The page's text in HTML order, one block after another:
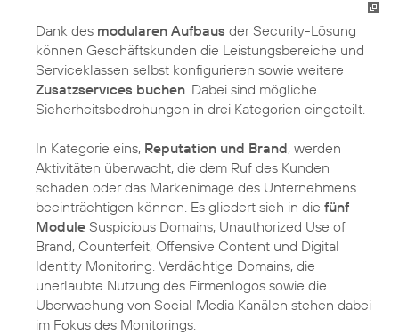
Dank des modularen Aufbaus der Security-Lösung
können Geschäftskunden die Leistungsbereiche und
Serviceklassen selbst konfigurieren sowie weitere
Zusatzservices buchen. Dabei sind mögliche
Sicherheitsbedrohungen in drei Kategorien eingeteilt.
In Kategorie eins, Reputation und Brand, werden
Aktivitäten überwacht, die dem Ruf des Kunden
schaden oder das Markenimage des Unternehmens
beeinträchtigen können. Es gliedert sich in die fünf
Module Suspicious Domains, Unauthorized Use of
Brand, Counterfeit, Offensive Content und Digital
Identity Monitoring. Verdächtige Domains, die
unerlaubte Nutzung des Firmenlogos sowie die
Überwachung von Social Media Kanälen stehen dabei
im Fokus des Monitorings.